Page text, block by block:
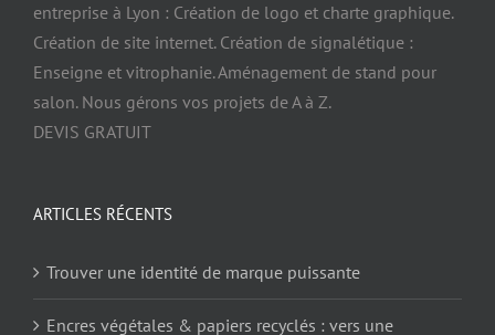
entreprise à Lyon : Création de logo et charte graphique.
Création de site internet. Création de signalétique :
Enseigne et vitrophanie. Aménagement de stand pour
salon. Nous gérons vos projets de A à Z.
DEVIS GRATUIT
ARTICLES RÉCENTS
Trouver une identité de marque puissante
Encres végétales & papiers recyclés : vers une